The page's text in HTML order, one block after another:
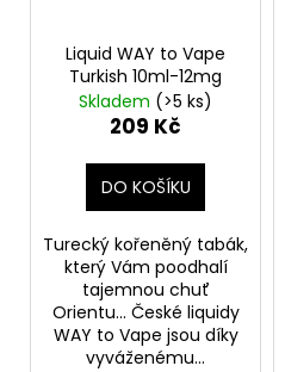
Liquid WAY to Vape
Turkish 10ml-12mg
Skladem (>5 ks)
209 Kč
DO KOŠÍKU
Turecký kořeněný tabák,
který Vám poodhalí
tajemnou chuť
Orientu... České liquidy
WAY to Vape jsou díky
vyváženému...